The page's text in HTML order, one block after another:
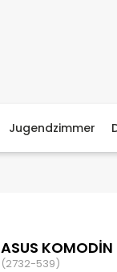
Jugendzimmer
ASUS KOMODİN
(2732-539)